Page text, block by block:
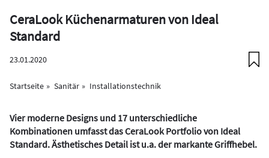
CeraLook Küchenarmaturen von Ideal
Standard
23.01.2020
Startseite Sanitär Installationstechnik
Vier moderne Designs und 17 unterschiedliche
Kombinationen umfasst das CeraLook Portfolio von Ideal
Standard. Ästhetisches Detail ist u.a. der markante Griffhebel.